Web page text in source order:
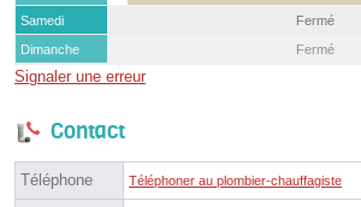
Samedi
Fermé
Dimanche
Fermé
Signaler une erreur
Contact
Téléphone Téléphoner au plombier-chauffagiste